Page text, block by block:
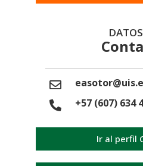
+57 (607) 634
Ir al perfil